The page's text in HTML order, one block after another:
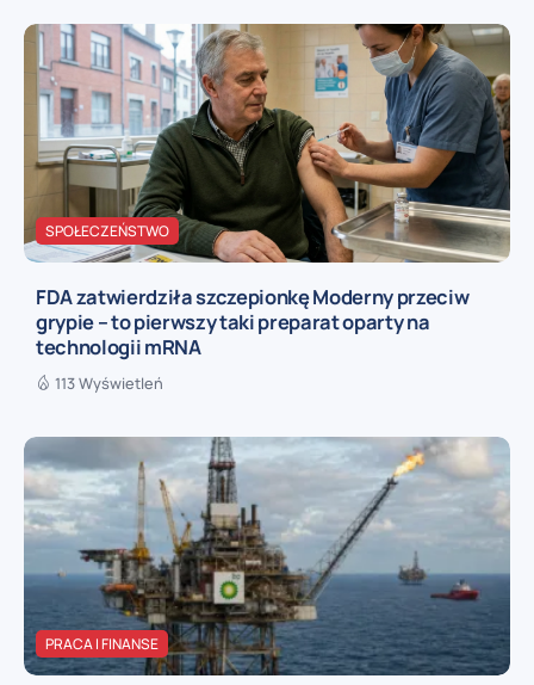
SPOŁECZEŃSTWO
FDA zatwierdziła szczepionkę Moderny przeciw
grypie – to pierwszy taki preparat oparty na
technologii mRNA
113 Wyświetleń
PRACA I FINANSE